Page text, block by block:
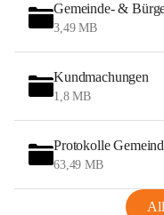
Gemeinde- &
3,49 MB
Kundmachungen
1,8 MB
Protokolle
63,49 MB